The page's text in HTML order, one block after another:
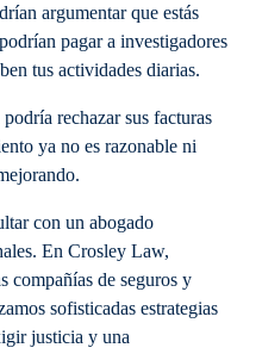
argumentar que estás
pagar a investigadores
tus actividades diarias.
rechazar sus facturas
ya no es razonable ni
con un abogado
En Crosley Law,
compañías de seguros y
sofisticadas estrategias
justicia y una